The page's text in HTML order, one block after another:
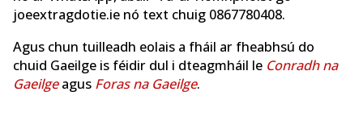
joeextragdotie.ie nó text chuig 0867780408.
Agus chun tuilleadh eolais a fháil ar fheabhsú do
chuid Gaeilge is féidir dul i dteagmháil le Conradh na
Gaeilgeagus Foras na Gaeilge.